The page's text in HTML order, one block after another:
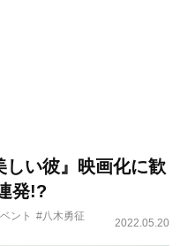
しい彼』映画化に歓
発!?
ント #八木勇征
2022.05.20